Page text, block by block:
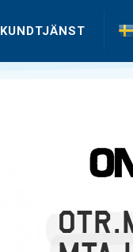
KUNDTJÄNST